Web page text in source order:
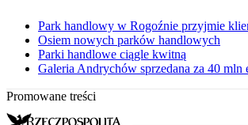
Park handlowy w Rogoźnie przyjmie
Osiem nowych parków handlowych
Parki handlowe ciągle kwitną
Galeria Andrychów sprzedana za 40 mln
Promowane treści